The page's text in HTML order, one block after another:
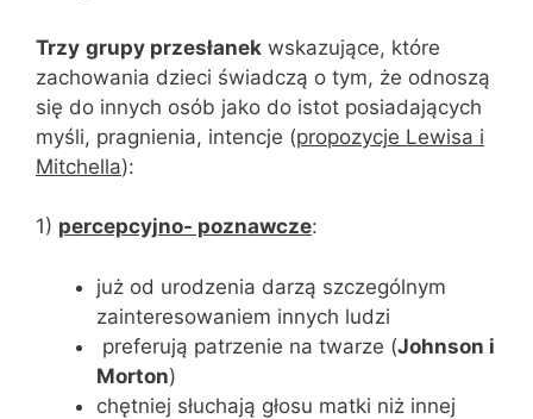
Trzy grupy przesłanek wskazujące, które
zachowania dzieci świadczą o tym, że odnoszą
się do innych osób jako do istot posiadających
myśli, pragnienia, intencje (propozycje Lewisa i
Mitchella):
1) percepcyjno- poznawcze:
już od urodzenia darzą szczególnym
zainteresowaniem innych ludzi
preferują patrzenie na twarze (Johnson i
Morton)
chętniej słuchają głosu matki niż innej